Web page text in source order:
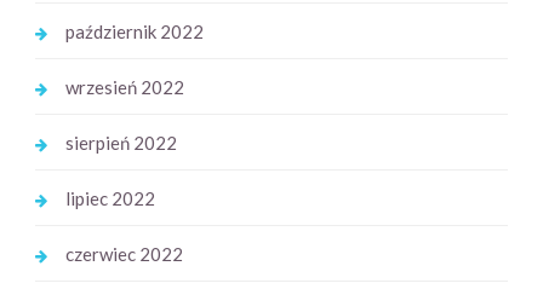
październik 2022
wrzesień 2022
sierpień 2022
lipiec 2022
czerwiec 2022